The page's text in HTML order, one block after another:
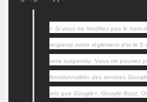
« Si vous ne modifiez pas le nom
respecte notre règlement d’ici le 5
sera suspendu. Vous ne pourrez
fonctionnalités des services
tels que Google+, Google Buzz,